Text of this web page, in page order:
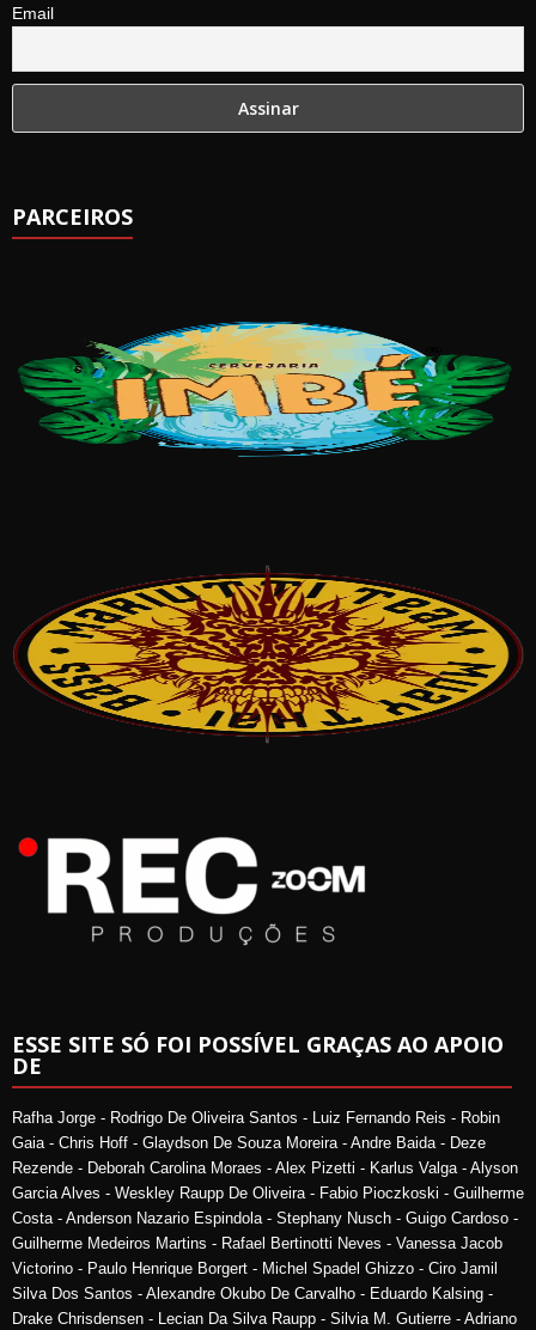
Email
PARCEIROS
ESSE SITE SÓ FOI POSSÍVEL GRAÇAS AO APOIO
DE
Rafha Jorge - Rodrigo De Oliveira Santos - Luiz Fernando Reis - Robin
Gaia - Chris Hoff - Glaydson De Souza Moreira - Andre Baida - Deze
Rezende - Deborah Carolina Moraes - Alex Pizetti - Karlus Valga - Alyson
Garcia Alves - Weskley Raupp De Oliveira - Fabio Pioczkoski - Guilherme
Costa - Anderson Nazario Espindola - Stephany Nusch - Guigo Cardoso -
Guilherme Medeiros Martins - Rafael Bertinotti Neves - Vanessa Jacob
Victorino - Paulo Henrique Borgert - Michel Spadel Ghizzo - Ciro Jamil
Silva Dos Santos - Alexandre Okubo De Carvalho - Eduardo Kalsing -
Drake Chrisdensen - Lecian Da Silva Raupp - Silvia M. Gutierre - Adriano